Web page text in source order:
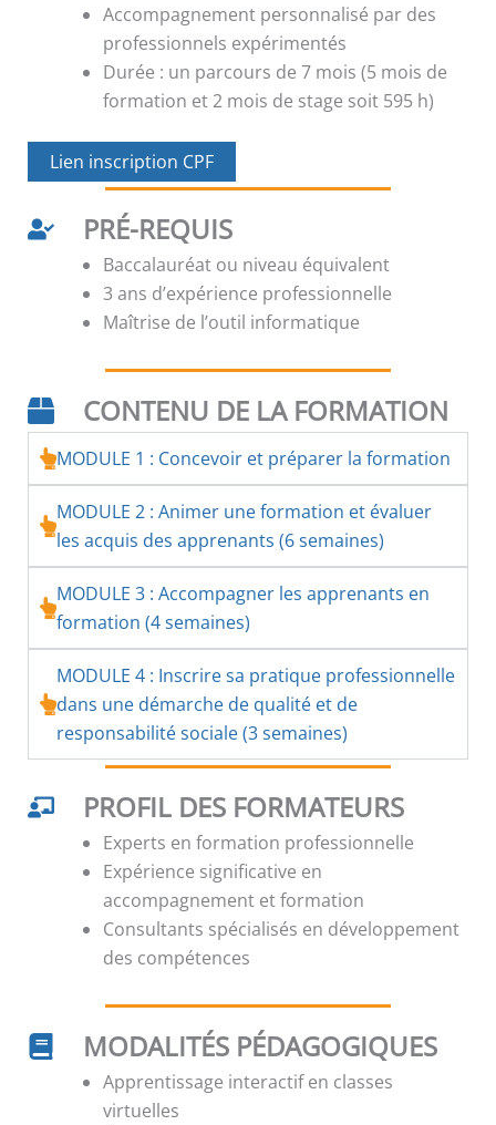
Accompagnement personnalisé par des
professionnels expérimentés
Durée : un parcours de 7 mois (5 mois de
formation et 2 mois de stage soit 595 h)
Lien inscription CPF
PRÉ-REQUIS
Baccalauréat ou niveau équivalent
3 ans d’expérience professionnelle
Maîtrise de l’outil informatique
CONTENU DE LA FORMATION
MODULE 1 : Concevoir et préparer la formation
MODULE 2 : Animer une formation et évaluer
les acquis des apprenants (6 semaines)
MODULE 3 : Accompagner les apprenants en
formation (4 semaines)
MODULE 4 : Inscrire sa pratique professionnelle
dans une démarche de qualité et de
responsabilité sociale (3 semaines)
PROFIL DES FORMATEURS
Experts en formation professionnelle
Expérience significative en
accompagnement et formation
Consultants spécialisés en développement
des compétences
MODALITÉS PÉDAGOGIQUES
Apprentissage interactif en classes
virtuelles